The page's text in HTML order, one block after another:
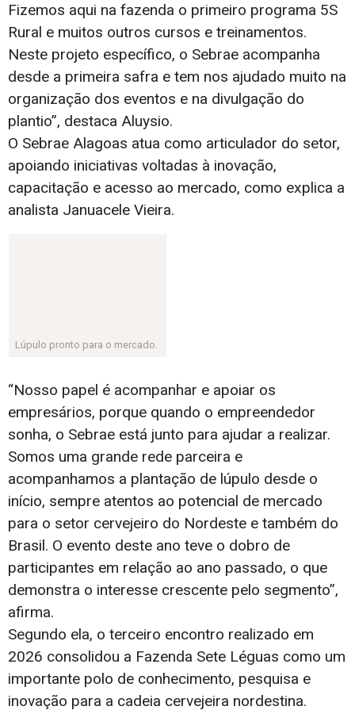
Fizemos aqui na fazenda o primeiro programa 5S
Rural e muitos outros cursos e treinamentos.
Neste projeto específico, o Sebrae acompanha
desde a primeira safra e tem nos ajudado muito na
organização dos eventos e na divulgação do
plantio”, destaca Aluysio.
O Sebrae Alagoas atua como articulador do setor,
apoiando iniciativas voltadas à inovação,
capacitação e acesso ao mercado, como explica a
analista Januacele Vieira.
Lúpulo pronto para o mercado.
“Nosso papel é acompanhar e apoiar os
empresários, porque quando o empreendedor
sonha, o Sebrae está junto para ajudar a realizar.
Somos uma grande rede parceira e
acompanhamos a plantação de lúpulo desde o
início, sempre atentos ao potencial de mercado
para o setor cervejeiro do Nordeste e também do
Brasil. O evento deste ano teve o dobro de
participantes em relação ao ano passado, o que
demonstra o interesse crescente pelo segmento”,